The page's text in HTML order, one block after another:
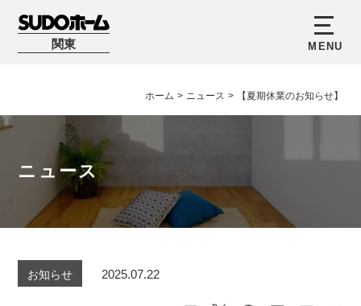
関東
ホーム > ニュース > 【夏期休業のお知らせ】
ニュース
お知らせ 2025.07.22